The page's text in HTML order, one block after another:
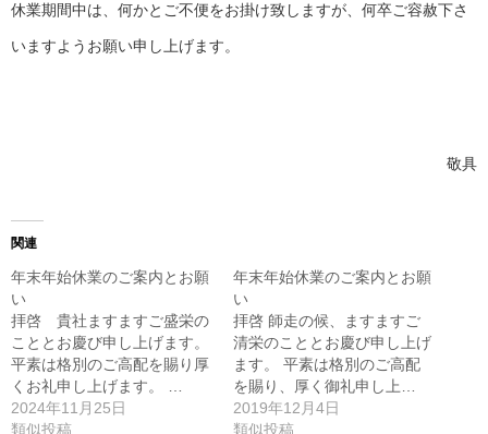
休業期間中は、何かとご不便をお掛け致しますが、何卒ご容赦下さ
いますようお願い申し上げます。
敬具
関連
年末年始休業のご案内とお願
い
拝啓 貴社ますますご盛栄の
こととお慶び申し上げます。
平素は格別のご高配を賜り厚
くお礼申し上げます。 …
2024年11月25日
類似投稿
年末年始休業のご案内とお願
い
拝啓 師走の候、ますますご
清栄のこととお慶び申し上げ
ます。 平素は格別のご高配
を賜り、厚く御礼申し上…
2019年12月4日
類似投稿